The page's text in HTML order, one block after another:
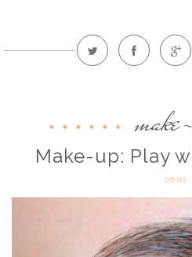
Make-up: Play
09:00